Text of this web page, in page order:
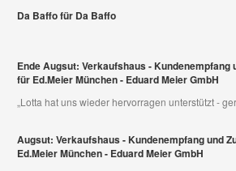
Da Baffo für Da Baffo
Ende Augsut: Verkaufshaus - Kundenempfang
für Ed.Meier München - Eduard Meier GmbH
„Lotta hat uns wieder hervorragen unterstützt -
Augsut: Verkaufshaus - Kundenempfang und
Ed.Meier München - Eduard Meier GmbH